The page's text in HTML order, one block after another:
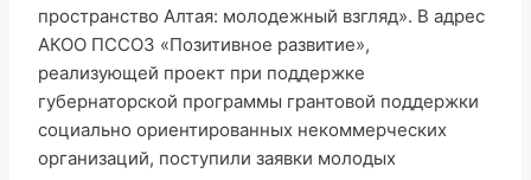
пространство Алтая: молодежный взгляд». В адрес
АКОО ПССОЗ «Позитивное развитие»,
реализующей проект при поддержке
губернаторской программы грантовой поддержки
социально ориентированных некоммерческих
организаций, поступили заявки молодых